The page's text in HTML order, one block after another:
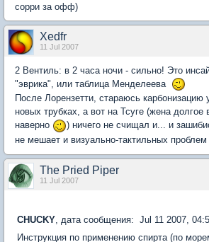
сорри за офф)
Xedfr
11 Jul 2007
2 Вентиль: в 2 часа ночи - сильно! Это
"эврика", или таблица Менделеева
После Лорензетти, стараюсь карбонизацию
новых трубках, а вот на Тсуге (жена
наверно
) ничего не счищал и... и
не мешает и визуально-тактильных проблем
The Pried Piper
11 Jul 2007
CHUCKY, дата сообщения: Jul 11 2007,
Инструкция по применению спирта (по